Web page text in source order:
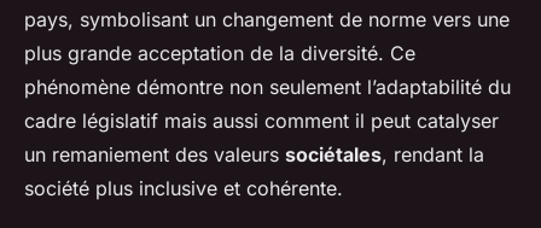
pays, symbolisant un changement de norme vers une
plus grande acceptation de la diversité. Ce
phénomène démontre non seulement l’adaptabilité du
cadre législatif mais aussi comment il peut catalyser
un remaniement des valeurs sociétales, rendant la
société plus inclusive et cohérente.